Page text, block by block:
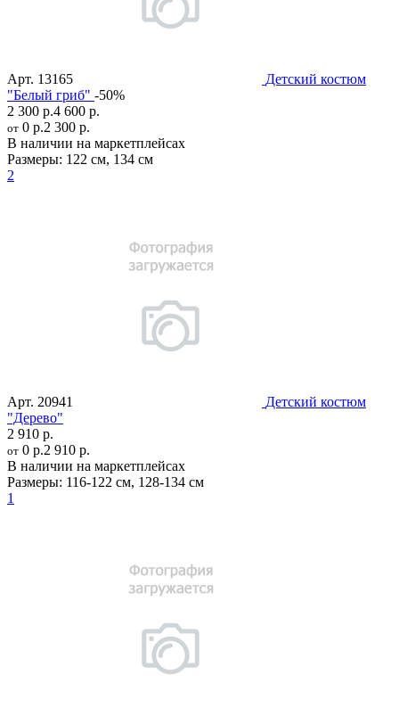
Арт. 13165
Детский костюм
"Белый гриб" -50%
2 300 р.4 600 р.
от 0 р.2 300 р.
В наличии на маркетплейсах
Размеры: 122 см, 134 см
2
Арт. 20941
Детский костюм
"Дерево"
2 910 р.
от 0 р.2 910 р.
В наличии на маркетплейсах
Размеры: 116-122 см, 128-134 см
1